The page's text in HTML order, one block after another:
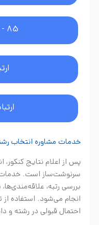
- 85
خدمات مشاوره انتخاب
پس از اعلام نتایج
سرنوشت‌ساز است. خدمات
بررسی رتبه،
انجام می‌شود. استفاده از
احتمال قبولی در رشته و